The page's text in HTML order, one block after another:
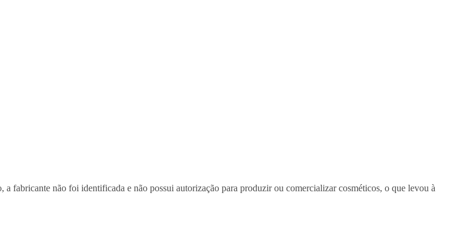
fabricante não foi identificada e não possui autorização para produzir ou comercializar cosméticos, o que levou à